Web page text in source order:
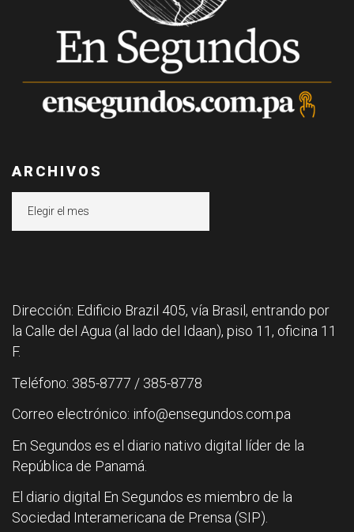
ARCHIVOS
Dirección: Edificio Brazil 405, vía Brasil, entrando por
la Calle del Agua (al lado del Idaan), piso 11, oficina 11
F.
Teléfono: 385-8777 / 385-8778
Correo electrónico: info@ensegundos.com.pa
En Segundos es el diario nativo digital líder de la
República de Panamá.
El diario digital En Segundos es miembro de la
Sociedad Interamericana de Prensa (SIP).